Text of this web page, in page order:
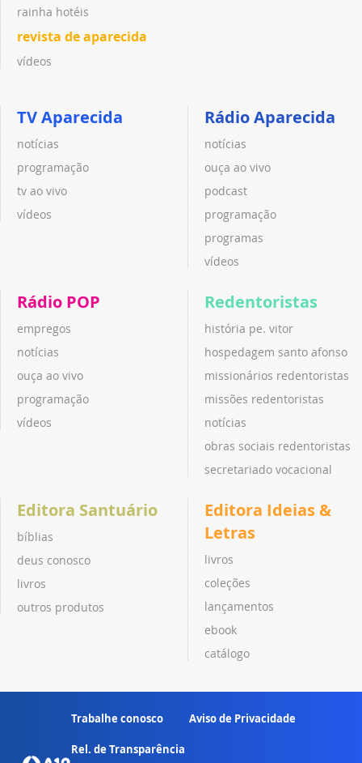
rainha hotéis
revista de aparecida
vídeos
TV Aparecida
notícias
programação
tv ao vivo
vídeos
Rádio Aparecida
notícias
ouça ao vivo
podcast
programação
programas
vídeos
Rádio POP
empregos
notícias
ouça ao vivo
programação
vídeos
Redentoristas
história pe. vitor
hospedagem santo afonso
missionários redentoristas
missões redentoristas
notícias
obras sociais redentoristas
secretariado vocacional
Editora Santuário
bíblias
deus conosco
livros
outros produtos
Editora Ideias &
Letras
livros
coleções
lançamentos
ebook
catálogo
Trabalhe conosco Aviso de Privacidade
Rel. de Transparência